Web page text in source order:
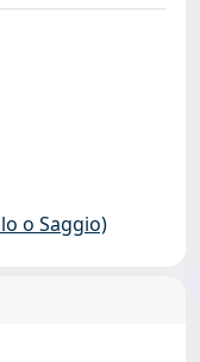
o Saggio)